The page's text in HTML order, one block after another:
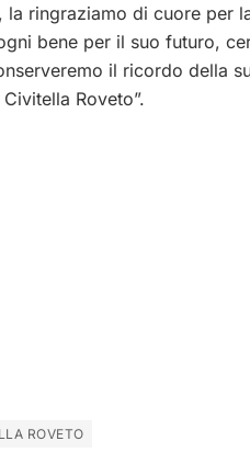
la ringraziamo di cuore per
bene per il suo futuro,
il ricordo della
Roveto”.
ROVETO